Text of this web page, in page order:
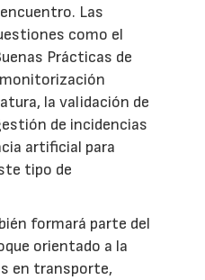
Las
como el
Prácticas de
la validación de
de incidencias
artificial para
tipo de
formará parte del
orientado a la
en transporte,